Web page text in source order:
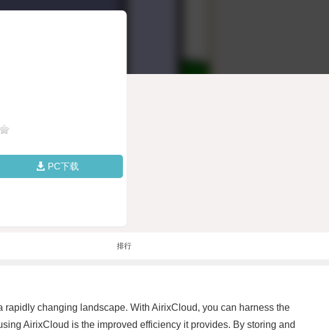
PC下载
排行
changing landscape. With AirixCloud, you can harness the
AirixCloud is the improved efficiency it provides. By storing and